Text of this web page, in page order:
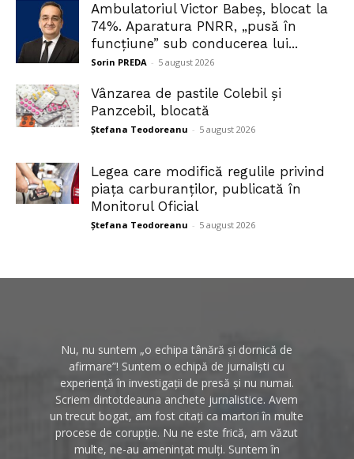
Ambulatoriul Victor Babeș, blocat la
74%. Aparatura PNRR, „pusă în
funcțiune” sub conducerea lui...
Sorin PREDA - 5 august 2026
Vânzarea de pastile Colebil și
Panzcebil, blocată
Ștefana Teodoreanu - 5 august 2026
Legea care modifică regulile privind
piața carburanților, publicată în
Monitorul Oficial
Ștefana Teodoreanu - 5 august 2026
Nu, nu suntem „o echipa tânără și dornică de
afirmare”! Suntem o echipă de jurnaliști cu
experiență în investigații de presă și nu numai.
Scriem dintotdeauna anchete jurnalistice. Avem
un trecut bogat, am fost citați ca martori în multe
procese de corupție. Nu ne este frică, am văzut
multe, ne-au amenințat mulți. Suntem în